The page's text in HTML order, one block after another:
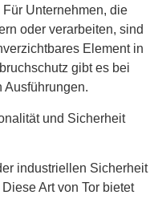
Unternehmen, die
oder verarbeiten, sind
Element in
gibt es bei
Ausführungen.
und Sicherheit
industriellen Sicherheit
Art von Tor bietet